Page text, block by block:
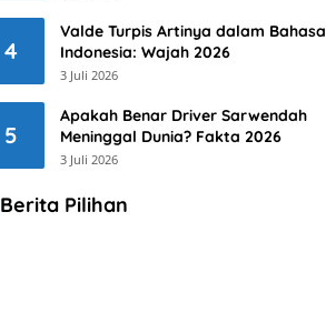
4
Valde Turpis Artinya dalam Bahasa
Indonesia: Wajah 2026
3 Juli 2026
5
Apakah Benar Driver Sarwendah
Meninggal Dunia? Fakta 2026
3 Juli 2026
Berita Pilihan